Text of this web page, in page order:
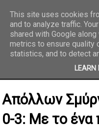
Απόλλων
0-3: Με το ένα
This site uses cookies
and to analyze traffic.
shared with Google
metrics to ensure quality
statistics, and to detect
LEARN